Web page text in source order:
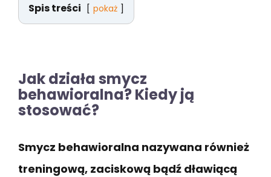
Spis treści pokaż
Jak działa smycz
behawioralna? Kiedy ją
stosować?
Smycz behawioralna nazywana również
treningową, zaciskową bądź dławiącą